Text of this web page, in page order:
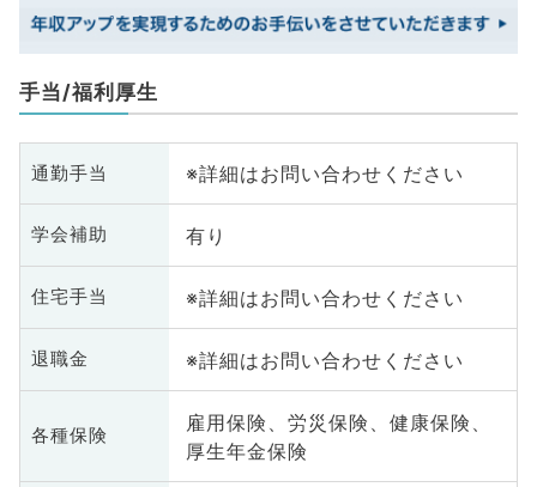
手当/福利厚生
通勤手当 ※詳細はお問い合わせください
学会補助 有り
住宅手当 ※詳細はお問い合わせください
退職金 ※詳細はお問い合わせください
各種保険
雇用保険、労災保険、健康保険、
厚生年金保険